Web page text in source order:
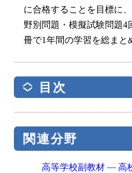
に合格することを目標に
野別問題・模擬試験問題4
冊で1年間の学習を総まと
目次
関連分野
高等学校副教材 ― 高